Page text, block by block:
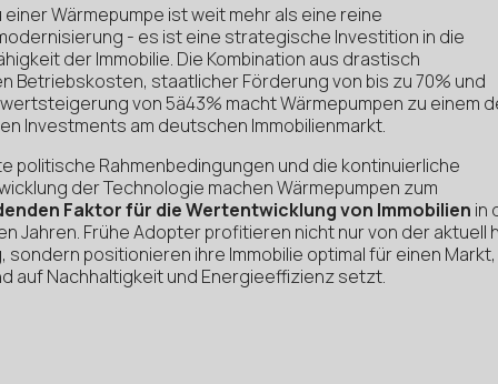
einer Wärmepumpe ist weit mehr als eine reine
- es ist eine strategische Investition in die
der Immobilie. Die Kombination aus drastisch
Betriebskosten, staatlicher Förderung von bis zu 70% und
von 5ä43% macht Wärmepumpen zu einem
Investments am deutschen Immobilienmarkt.
politische Rahmenbedingungen und die kontinuierliche
der Technologie machen Wärmepumpen zum
Faktor für die Wertentwicklung von Immobilien in
Jahren. Frühe Adopter profitieren nicht nur von der aktuell
sondern positionieren ihre Immobilie optimal für einen
auf Nachhaltigkeit und Energieeffizienz setzt.